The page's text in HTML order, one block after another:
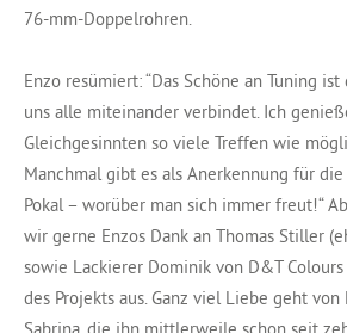
76-mm-Doppelrohren.
Enzo resümiert: “Das Schöne an Tuning
uns alle miteinander verbindet. Ich
Gleichgesinnten so viele Treffen wie
Manchmal gibt es als Anerkennung für
Pokal – worüber man sich immer freut!“
wir gerne Enzos Dank an Thomas Stiller
sowie Lackierer Dominik von D&T
des Projekts aus. Ganz viel Liebe geht von